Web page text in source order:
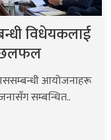
विधेयकलाई
छलफल
आयोजनाहरू
सम्बन्धित..